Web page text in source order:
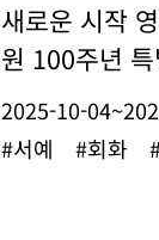
새로운 시작
원 100주년
2025-10-
#서예 #회화